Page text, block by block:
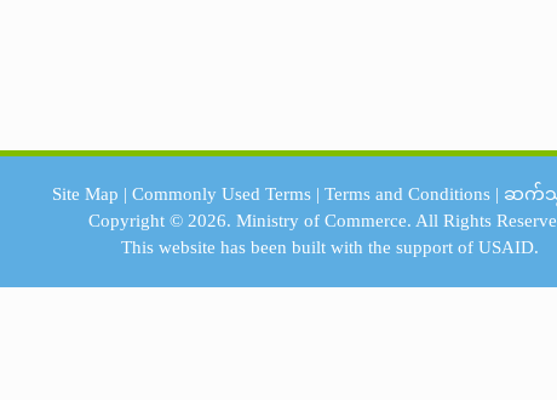
Site Map | Commonly Used Terms| Terms and Conditions| ဆက်
Copyright © 2026.Ministry of Commerce. All Rights
This website has been built with the support ofUSAID.